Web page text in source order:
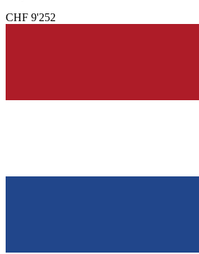
CHF 9'252